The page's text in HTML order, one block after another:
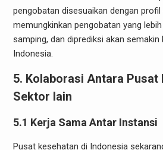
pengobatan disesuaikan dengan profil
memungkinkan pengobatan yang
samping, dan diprediksi akan semakin
Indonesia.
5. Kolaborasi Antara Pusat
Sektor lain
5.1 Kerja Sama Antar Instansi
Pusat kesehatan di Indonesia